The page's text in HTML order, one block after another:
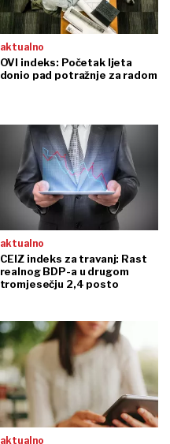
aktualno
OVI indeks: Početak ljeta
donio pad potražnje za radom
aktualno
CEIZ indeks za travanj: Rast
realnog BDP-a u drugom
tromjesečju 2,4 posto
aktualno